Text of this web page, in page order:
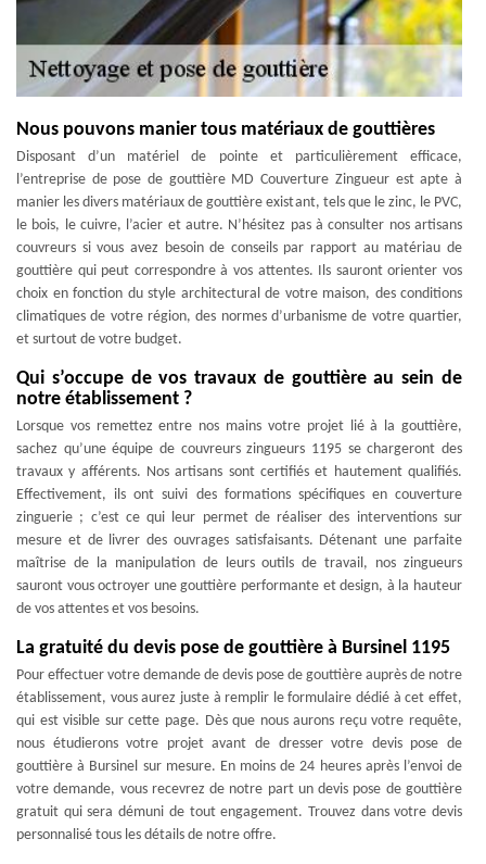
Nous pouvons manier tous matériaux de gouttières
Disposant d’un matériel de pointe et particulièrement efficace,
l’entreprise de pose de gouttière MD Couverture Zingueur est apte à
manier les divers matériaux de gouttière existant, tels que le zinc, le PVC,
le bois, le cuivre, l’acier et autre. N’hésitez pas à consulter nos artisans
couvreurs si vous avez besoin de conseils par rapport au matériau de
gouttière qui peut correspondre à vos attentes. Ils sauront orienter vos
choix en fonction du style architectural de votre maison, des conditions
climatiques de votre région, des normes d’urbanisme de votre quartier,
et surtout de votre budget.
Qui s’occupe de vos travaux de gouttière au sein de
notre établissement ?
Lorsque vos remettez entre nos mains votre projet lié à la gouttière,
sachez qu’une équipe de couvreurs zingueurs 1195 se chargeront des
travaux y afférents. Nos artisans sont certifiés et hautement qualifiés.
Effectivement, ils ont suivi des formations spécifiques en couverture
zinguerie ; c’est ce qui leur permet de réaliser des interventions sur
mesure et de livrer des ouvrages satisfaisants. Détenant une parfaite
maîtrise de la manipulation de leurs outils de travail, nos zingueurs
sauront vous octroyer une gouttière performante et design, à la hauteur
de vos attentes et vos besoins.
La gratuité du devis pose de gouttière à Bursinel 1195
Pour effectuer votre demande de devis pose de gouttière auprès de notre
établissement, vous aurez juste à remplir le formulaire dédié à cet effet,
qui est visible sur cette page. Dès que nous aurons reçu votre requête,
nous étudierons votre projet avant de dresser votre devis pose de
gouttière à Bursinel sur mesure. En moins de 24 heures après l’envoi de
votre demande, vous recevrez de notre part un devis pose de gouttière
gratuit qui sera démuni de tout engagement. Trouvez dans votre devis
personnalisé tous les détails de notre offre.